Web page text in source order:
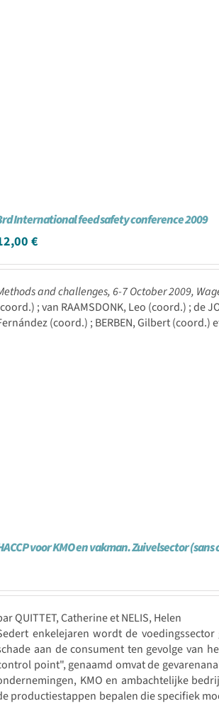
International feed safety conference 2009
€
and challenges, 6-7 October 2009,
; van RAAMSDONK, Leo (coord.) ; de
(coord.) ; BERBEN, Gilbert (coord.)
voor KMO en vakman. Zuivelsector (sans
QUITTET, Catherine et NELIS, Helen
enkelejaren wordt de
aan de consument ten gevolge van
point", genaamd omvat de
KMO en ambachtelijke
productiestappen bepalen die specifiek